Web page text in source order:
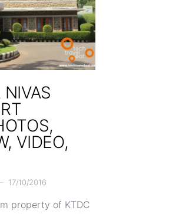
VIDEO,
17/10/2016
property of KTDC